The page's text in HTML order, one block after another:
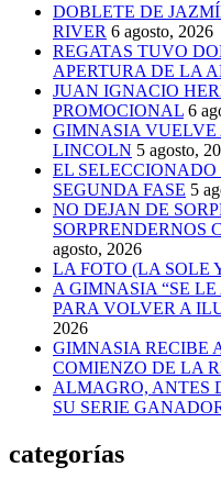
DOBLETE DE
RIVER 6 agosto, 2026
REGATAS TUVO
APERTURA DE LA
JUAN IGNACIO
PROMOCIONAL 6
GIMNASIA VUELVE
LINCOLN 5 agosto,
EL
SEGUNDA FASE 5
NO DEJAN DE
SORPRENDERNOS
agosto, 2026
LA FOTO (LA SOLE
A GIMNASIA “SE
PARA VOLVER A
2026
GIMNASIA RECIBE
COMIENZO DE LA
ALMAGRO, ANTES
SU SERIE
categorías